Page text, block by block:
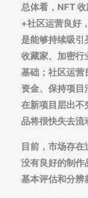
总体看，NFT
+社区运营良好
是能够持续吸
收藏家、加密行
基础；社区运营
资金、保持项目
在新项目层出不
品将很快失去流
目前，市场存
没有良好的制作
基本评估和分辨